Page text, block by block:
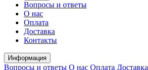
Вопросы и ответы
О нас
Оплата
Доставка
Контакты
Информация
Вопросы и ответы О нас Оплата Доставка